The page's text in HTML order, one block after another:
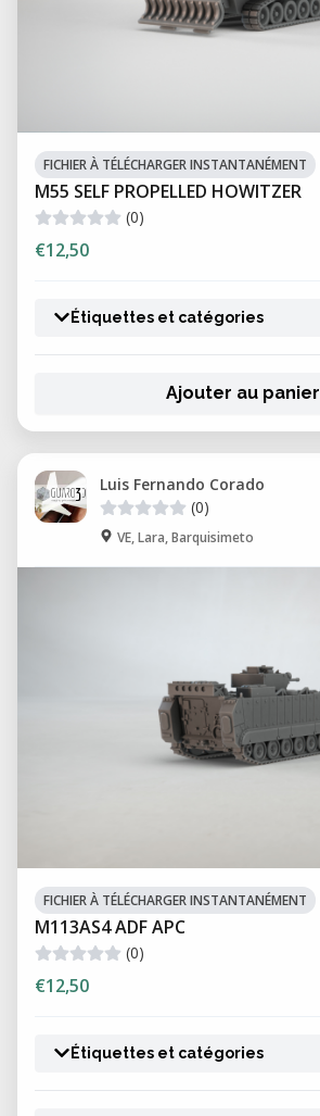
FICHIER À TÉLÉCHARGER INSTANTANÉMENT
M55 SELF PROPELLED HOWITZER
(0)
€12,50
Étiquettes et catégories
Ajouter au panier
Luis Fernando Corado
(0)
VE, Lara, Barquisimeto
FICHIER À TÉLÉCHARGER INSTANTANÉMENT
M113AS4 ADF APC
(0)
€12,50
Étiquettes et catégories